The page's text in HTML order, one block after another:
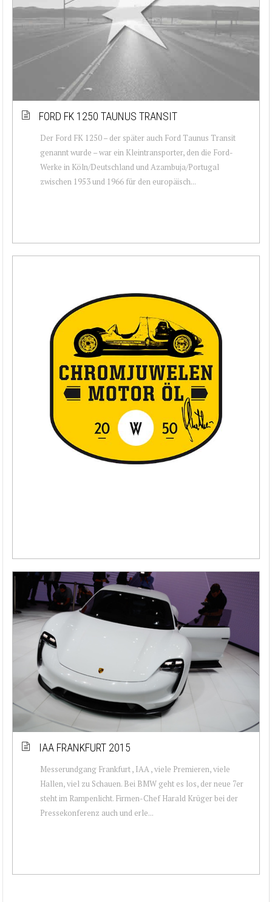
FORD FK 1250 TAUNUS TRANSIT
Der Ford FK 1250 – der später auch Ford Taunus Transit
genannt wurde – war ein Kleintransporter, den die Ford-
Werke in Köln/Deutschland und Azambuja/Portugal
zwischen 1953 und 1966 für den europäisch...
IAA FRANKFURT 2015
Messerundgang Frankfurt , IAA , viele Premieren, viele
Hallen, viel zu Schauen. Bei BMW geht es los, der neue 7er
steht im Rampenlicht. Firmen-Chef Harald Krüger bei der
Pressekonferenz auch und erle...